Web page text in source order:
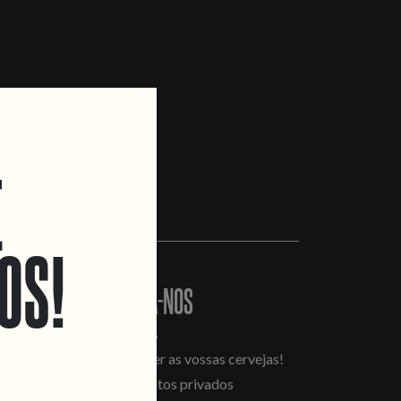
CONTACTA-NOS
Informações
Quero vender as vossas cervejas!
Tours e eventos privados